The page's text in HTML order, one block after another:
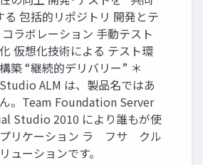
る 包括的リポジトリ 開発とテ
ラボレーション 手動テスト
仮想化技術による テスト環
築 “継続的デリバリー” ＊
ALM は、製品名ではあ
。Team Foundation Server
Studio 2010 により誰もが使
リケーション ラ゗フサ゗クル
ューションです。